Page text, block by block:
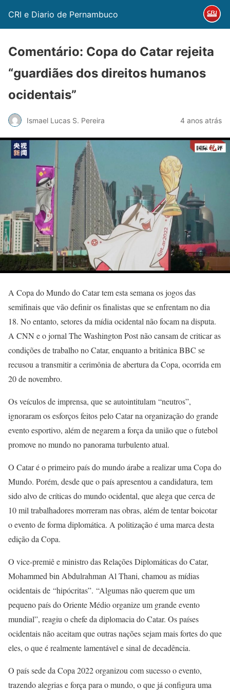
CRI e Diario de Pernambuco
Comentário: Copa do Catar rejeita
“guardiães dos direitos humanos
ocidentais”
Ismael Lucas S. Pereira 4 anos atrás
A Copa do Mundo do Catar tem esta semana os jogos das
semifinais que vão definir os finalistas que se enfrentam no dia
18. No entanto, setores da mídia ocidental não focam na disputa.
A CNN e o jornal The Washington Post não cansam de criticar as
condições de trabalho no Catar, enquanto a britânica BBC se
recusou a transmitir a cerimônia de abertura da Copa, ocorrida em
20 de novembro.
Os veículos de imprensa, que se autointitulam “neutros”,
ignoraram os esforços feitos pelo Catar na organização do grande
evento esportivo, além de negarem a força da união que o futebol
promove no mundo no panorama turbulento atual.
O Catar é o primeiro país do mundo árabe a realizar uma Copa do
Mundo. Porém, desde que o país apresentou a candidatura, tem
sido alvo de críticas do mundo ocidental, que alega que cerca de
10 mil trabalhadores morreram nas obras, além de tentar boicotar
o evento de forma diplomática. A politização é uma marca desta
edição da Copa.
O vice-premiê e ministro das Relações Diplomáticas do Catar,
Mohammed bin Abdulrahman Al Thani, chamou as mídias
ocidentais de “hipócritas”. “Algumas não querem que um
pequeno país do Oriente Médio organize um grande evento
mundial”, reagiu o chefe da diplomacia do Catar. Os países
ocidentais não aceitam que outras nações sejam mais fortes do que
eles, o que é realmente lamentável e sinal de decadência.
O país sede da Copa 2022 organizou com sucesso o evento,
trazendo alegrias e força para o mundo, o que já configura uma